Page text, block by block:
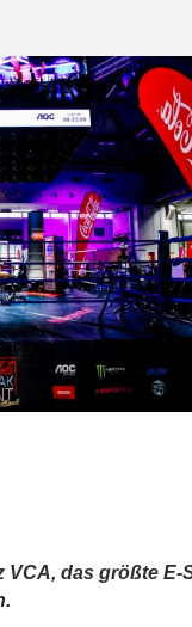
VCA, das größte E-